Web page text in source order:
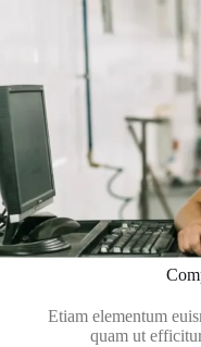
Etiam elementum
quam ut